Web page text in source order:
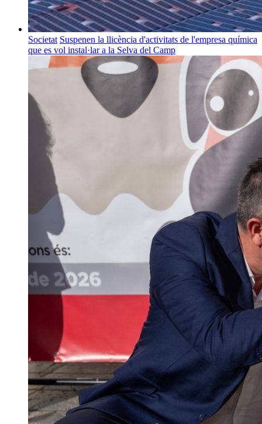
Societat Suspenen la llicència d'activitats de l'empresa química
que es vol instal·lar a la Selva del Camp